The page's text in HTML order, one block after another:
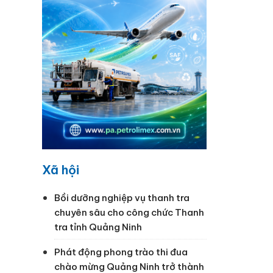
Xã hội
Bồi dưỡng nghiệp vụ thanh tra
chuyên sâu cho công chức Thanh
tra tỉnh Quảng Ninh
Phát động phong trào thi đua
chào mừng Quảng Ninh trở thành